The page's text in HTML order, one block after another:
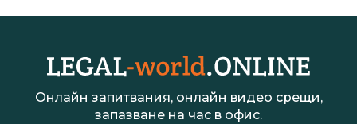
Онлайн запитвания, онлайн видео срещи,
запазване на час в офис.